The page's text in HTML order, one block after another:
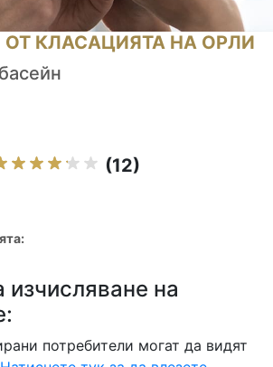
ОТ КЛАСАЦИЯТА НА ОРЛИ
(12)
изчисляване на
потребители могат да видят